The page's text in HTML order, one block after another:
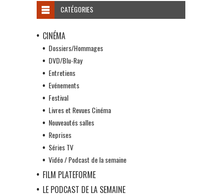
CATÉGORIES
CINÉMA
Dossiers/Hommages
DVD/Blu-Ray
Entretiens
Evénements
Festival
Livres et Revues Cinéma
Nouveautés salles
Reprises
Séries TV
Vidéo / Podcast de la semaine
FILM PLATEFORME
LE PODCAST DE LA SEMAINE